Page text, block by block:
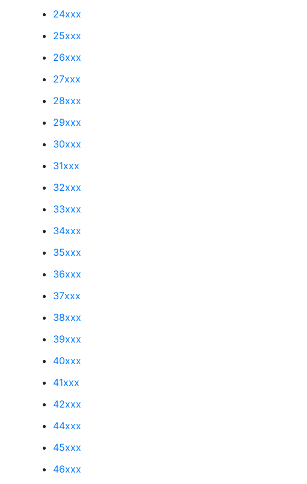
24xxx
25xxx
26xxx
27xxx
28xxx
29xxx
30xxx
31xxx
32xxx
33xxx
34xxx
35xxx
36xxx
37xxx
38xxx
39xxx
40xxx
41xxx
42xxx
44xxx
45xxx
46xxx